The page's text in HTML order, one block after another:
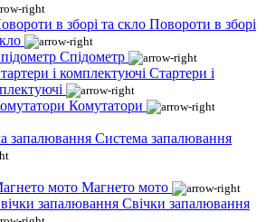
Повороти в зборі
Спідометр
Стартери і
Комутатори
Система запалювання
Магнето мото
Свічки запалювання